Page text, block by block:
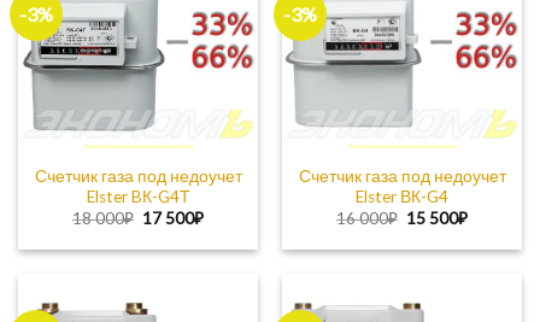
-3%
Счетчик газа под недоучет
Elster BК-G4Т
18 000₽ Первоначальная
составляла
17 500₽Текущая
17
-3%
Счетчик газа под недоучет
Elster ВК-G4
16 000₽ Первоначальная
составляла
15 500₽Текущая
15